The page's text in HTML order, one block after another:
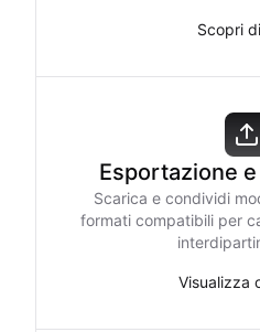
Scopri
Esportazione
Scarica e condividi
formati compatibili per
Visualizza